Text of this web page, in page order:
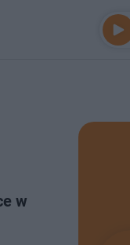
w